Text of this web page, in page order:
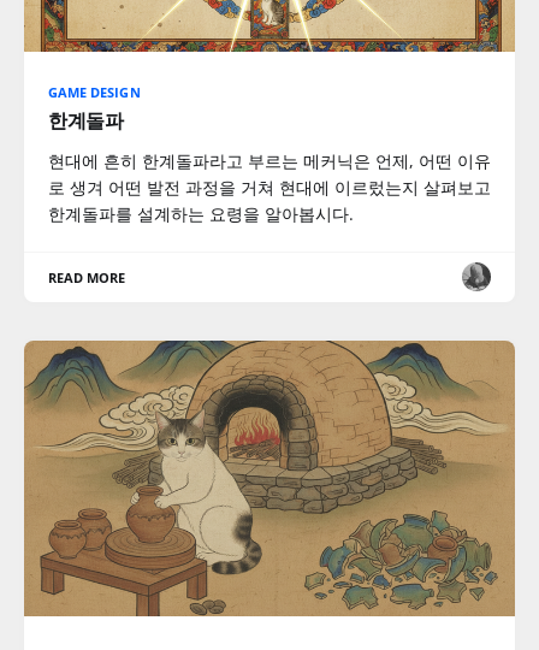
GAME DESIGN
한계돌파
현대에 흔히 한계돌파라고 부르는 메커닉은 언제, 어떤 이유
로 생겨 어떤 발전 과정을 거쳐 현대에 이르렀는지 살펴보고
한계돌파를 설계하는 요령을 알아봅시다.
READ MORE